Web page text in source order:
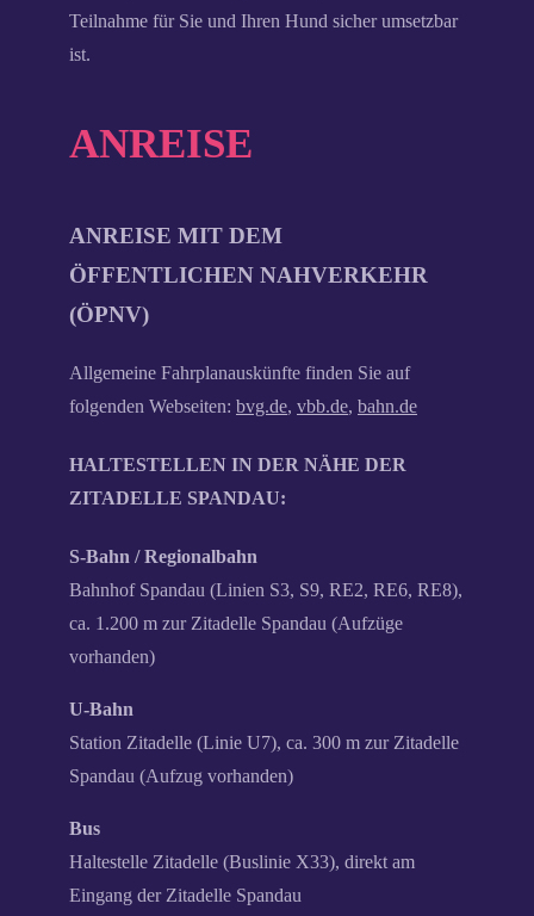
Teilnahme für Sie und Ihren Hund sicher umsetzbar
ist.
ANREISE
ANREISE MIT DEM
ÖFFENTLICHEN NAHVERKEHR
(ÖPNV)
Allgemeine Fahrplanauskünfte finden Sie auf
folgenden Webseiten: bvg.de, vbb.de, bahn.de
HALTESTELLEN IN DER NÄHE DER
ZITADELLE SPANDAU:
S-Bahn / Regionalbahn
Bahnhof Spandau (Linien S3, S9, RE2, RE6, RE8),
ca. 1.200 m zur Zitadelle Spandau (Aufzüge
vorhanden)
U-Bahn
Station Zitadelle (Linie U7), ca. 300 m zur Zitadelle
Spandau (Aufzug vorhanden)
Bus
Haltestelle Zitadelle (Buslinie X33), direkt am
Eingang der Zitadelle Spandau